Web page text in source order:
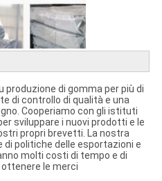
produzione di gomma per più di
di controllo di qualità e una
Cooperiamo con gli istituti
sviluppare i nuovi prodotti e le
propri brevetti. La nostra
politiche delle esportazioni e
molti costi di tempo e di
le merci